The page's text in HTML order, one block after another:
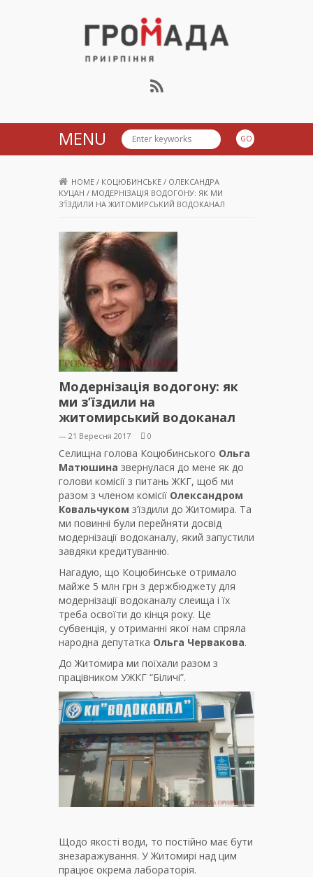
Громада Приірпіння
MENU
HOME / КОЦЮБИНСЬКЕ / ОЛЕКСАНДРА
КУЦАН / МОДЕРНІЗАЦІЯ ВОДОГОНУ: ЯК МИ
З’ЇЗДИЛИ НА ЖИТОМИРСЬКИЙ ВОДОКАНАЛ
Модернізація водогону: як
ми з’їздили на
житомирський водоканал
— 21 Вересня 2017 0
Селищна голова Коцюбинського Ольга
Матюшина звернулася до мене як до
голови комісії з питань ЖКГ, щоб ми
разом з членом комісії Олександром
Ковальчуком з’їздили до Житомира. Та
ми повинні були перейняти досвід
модернізації водоканалу, який запустили
завдяки кредитуванню.
Нагадую, що Коцюбинське отримало
майже 5 млн грн з держбюджету для
модернізації водоканалу слеища і їх
треба освоїти до кінця року. Це
субвенція, у отриманні якої нам спряла
народна депутатка Ольга Червакова.
До Житомира ми поїхали разом з
працівником УЖКГ “Біличі”.
Щодо якості води, то постійно має бути
знезаражування. У Житомирі над цим
працює окрема лабораторія.